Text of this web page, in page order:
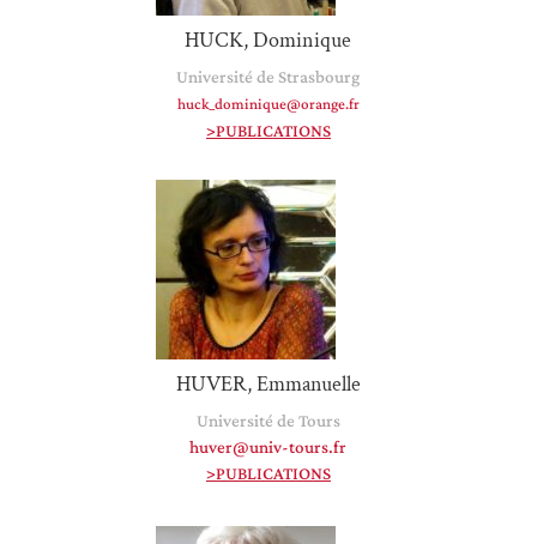
HUCK, Dominique
Université de Strasbourg
huck_dominique@orange.fr
>PUBLICATIONS
HUVER, Emmanuelle
Université de Tours
huver@univ-tours.fr
>PUBLICATIONS